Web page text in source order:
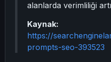
alanlarda verimliliği
Kaynak:
https://
prompts-seo-393523